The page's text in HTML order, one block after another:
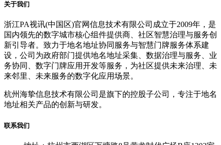
关于我们
浙江PA视讯(中国区)官网信息技术有限公司成立于2009年，是
国内领先的数字城市核心组件提供商、社区智慧治理与服务创
新引导者。致力于地名地址协同服务与智慧门牌服务体系建
设，公司为政府部门提供地名地址采集、数据治理与服务、业
务协同、数字门牌应用开发等服务，为社区提供未来治理、未
来邻里、未来服务的数字化应用场景。
杭州海挚信息技术有限公司是旗下的控股子公司，专注于地名
地址相关产品的创新与研发。
联系我们